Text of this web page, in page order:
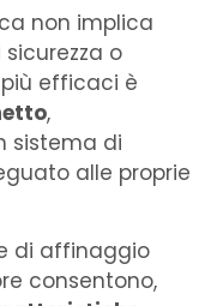
non implica
o
efficaci è
,
sistema di
alle proprie
di affinaggio
consentono,